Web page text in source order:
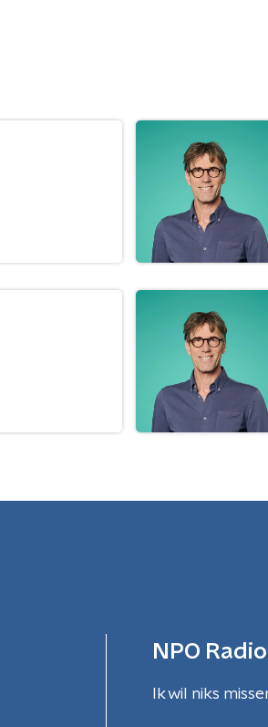
NPO
Ik wil niks